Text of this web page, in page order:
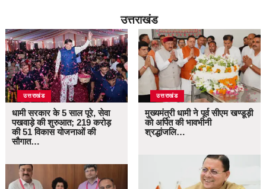
उत्तराखंड
उत्तराखंड
धामी सरकार के 5 साल पूरे, सेवा
पखवाड़े की शुरुआत; 219 करोड़
की 51 विकास योजनाओं की
सौगात…
उत्तराखंड
मुख्यमंत्री धामी ने पूर्व सीएम खण्डूड़ी
को अर्पित की भावभीनी
श्रद्धांजलि…